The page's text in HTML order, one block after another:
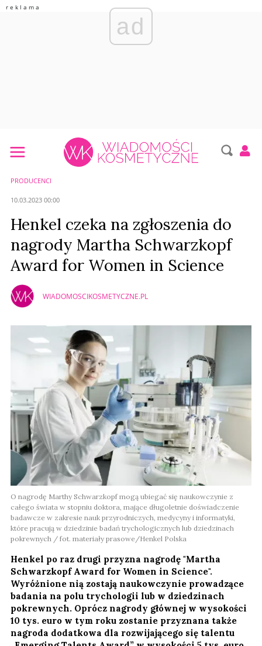
ad
PRODUCENCI
10.03.2023 00:00
Henkel czeka na zgłoszenia do
nagrody Martha Schwarzkopf
Award for Women in Science
WIADOMOSCIKOSMETYCZNE.PL
O nagrodę Marthy Schwarzkopf mogą ubiegać się naukowczynie z
całego świata w stopniu doktora, mające długoletnie doświadczenie
badawcze w zakresie nauk przyrodniczych, medycyny i informatyki,
które pracują w dziedzinie badań trychologicznych lub dziedzinach
pokrewnych / fot. materiały prasowe/Henkel Polska
Henkel po raz drugi przyzna nagrodę "Martha
Schwarzkopf Award for Women in Science".
Wyróżnione nią zostają naukowczynie prowadzące
badania na polu trychologii lub w dziedzinach
pokrewnych. Oprócz nagrody głównej w wysokości
10 tys. euro w tym roku zostanie przyznana także
nagroda dodatkowa dla rozwijającego się talentu